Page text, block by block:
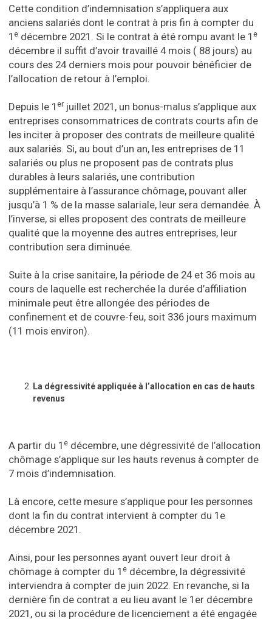
Cette condition d’indemnisation s’appliquera aux
anciens salariés dont le contrat à pris fin à compter du
1 e décembre 2021. Si le contrat à été rompu avant le 1 e
décembre il suffit d’avoir travaillé 4 mois ( 88 jours) au
cours des 24 derniers mois pour pouvoir bénéficier de
l’allocation de retour à l’emploi.
Depuis le 1 er juillet 2021, un bonus-malus s’applique aux
entreprises consommatrices de contrats courts afin de
les inciter à proposer des contrats de meilleure qualité
aux salariés. Si, au bout d’un an, les entreprises de 11
salariés ou plus ne proposent pas de contrats plus
durables à leurs salariés, une contribution
supplémentaire à l’assurance chômage, pouvant aller
jusqu’à 1 % de la masse salariale, leur sera demandée. À
l’inverse, si elles proposent des contrats de meilleure
qualité que la moyenne des autres entreprises, leur
contribution sera diminuée.
Suite à la crise sanitaire, la période de 24 et 36 mois au
cours de laquelle est recherchée la durée d’affiliation
minimale peut être allongée des périodes de
confinement et de couvre-feu, soit 336 jours maximum
(11 mois environ).
La dégressivité appliquée à l’allocation en cas de hauts
revenus
A partir du 1 e décembre, une dégressivité de l’allocation
chômage s’applique sur les hauts revenus à compter de
7 mois d’indemnisation.
Là encore, cette mesure s’applique pour les personnes
dont la fin du contrat intervient à compter du 1e
décembre 2021.
Ainsi, pour les personnes ayant ouvert leur droit à
chômage à compter du 1 e décembre, la dégressivité
interviendra à compter de juin 2022. En revanche, si la
dernière fin de contrat a eu lieu avant le 1er décembre
2021, ou si la procédure de licenciement a été engagée